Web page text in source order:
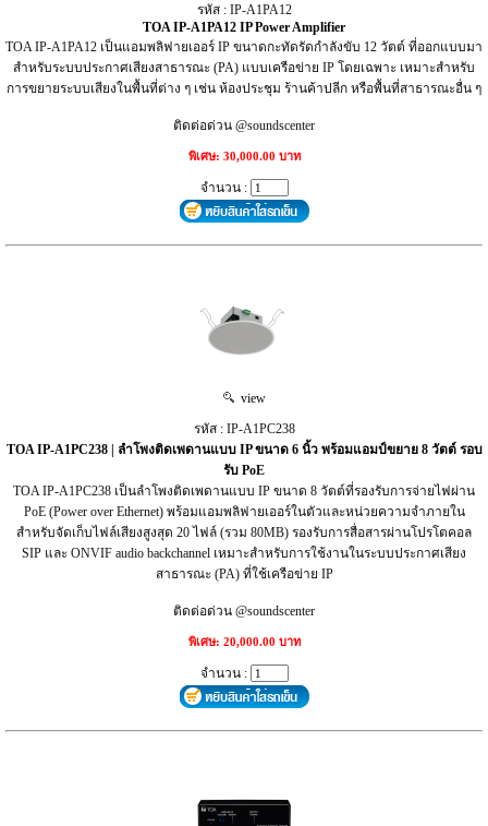
รหัส : IP-A1PA12
TOA IP-A1PA12 IP Power Amplifier
TOA IP-A1PA12 เป็นแอมพลิฟายเออร์ IP ขนาดกะทัดรัดกำลังขับ 12 วัตต์ ที่ออกแบบมา
สำหรับระบบประกาศเสียงสาธารณะ (PA) แบบเครือข่าย IP โดยเฉพาะ เหมาะสำหรับ
การขยายระบบเสียงในพื้นที่ต่าง ๆ เช่น ห้องประชุม ร้านค้าปลีก หรือพื้นที่สาธารณะอื่น ๆ
ติดต่อด่วน @soundscenter
พิเศษ: 30,000.00 บาท
จำนวน :
view
รหัส : IP-A1PC238
TOA IP-A1PC238 | ลำโพงติดเพดานแบบ IP ขนาด 6 นิ้ว พร้อมแอมป์ขยาย 8 วัตต์ รอบ
รับ PoE
TOA IP-A1PC238 เป็นลำโพงติดเพดานแบบ IP ขนาด 8 วัตต์ที่รองรับการจ่ายไฟผ่าน
PoE (Power over Ethernet) พร้อมแอมพลิฟายเออร์ในตัวและหน่วยความจำภายใน
สำหรับจัดเก็บไฟล์เสียงสูงสุด 20 ไฟล์ (รวม 80MB) รองรับการสื่อสารผ่านโปรโตคอล
SIP และ ONVIF audio backchannel เหมาะสำหรับการใช้งานในระบบประกาศเสียง
สาธารณะ (PA) ที่ใช้เครือข่าย IP
ติดต่อด่วน @soundscenter
พิเศษ: 20,000.00 บาท
จำนวน :